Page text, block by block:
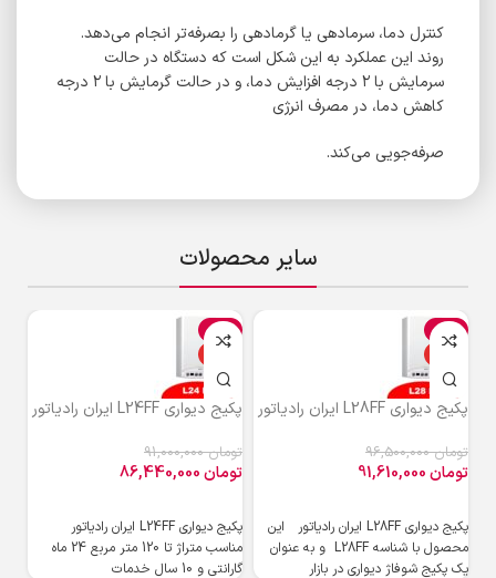
کنترل دما، سرمادهی یا گرمادهی را بصرفه‌تر انجام می‌دهد.
روند این عملکرد به این شکل است که دستگاه در حالت
سرمایش با ۲ درجه افزایش دما، و در حالت گرمایش با ۲ درجه
کاهش دما، در مصرف انرژی
صرفه‌جویی می‌کند.
سایر محصولات
-5%
پکیج دیواری L28FF ایران رادیاتور
تومان96,500,000
تومان
پکیج دیواری L28FF ایران رادیاتور این
محصول با شناسه L28FF و به ‌عنوان
یک پکیج شوفاژ دیواری در بازار
-5%
پکیج دیواری L24FF ایران رادیاتور
تومان91,000,000
تومان
پکیج دیواری L24FF ایران رادیاتور
مناسب متراژ تا 120 متر مربع 24 ماه
گارانتی و 10 سال خدمات